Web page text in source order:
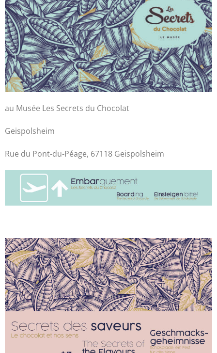
au Musée Les Secrets du Chocolat
Geispolsheim
Rue du Pont-du-Péage, 67118 Geispolsheim